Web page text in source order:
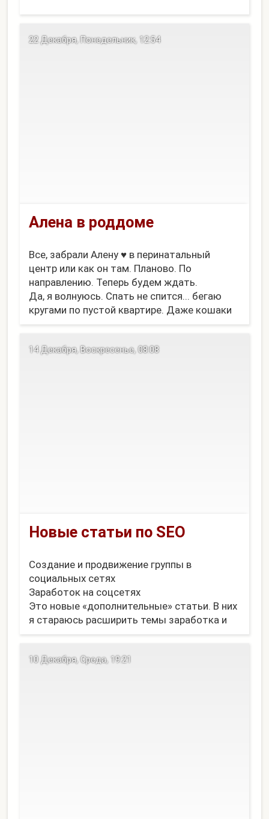
Алена в роддоме
Все, забрали Алену ♥ в перинатальный
центр или как он там. Планово. По
направлению. Теперь будем ждать.
Да, я волнуюсь. Спать не спится... бегаю
кругами по пустой квартире. Даже кошаки
малость удивлены. Но еще не особо чуют
спрашивал.
22 Декабря, Понедельник, 12:54
Новые статьи по SEO
Создание и продвижение группы в
социальных сетях
Заработок на соцсетях
Это новые «дополнительные» статьи. В них
я стараюсь расширить темы заработка и
продвижения в интернете так, чтобы
В принципе, вторая ссылка - это просто
14 Декабря, Воскресенье, 08:08
10 Декабря, Среда, 19:21